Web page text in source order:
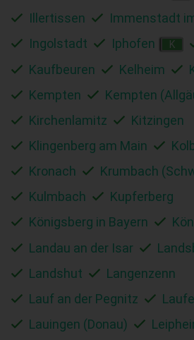
Illertissen
Immenstadt
Ingolstadt
Iphofen K
Kaufbeuren
Kelheim
Kempten
Kempten
Kirchenlamitz
Kitzingen
Klingenberg am Main
Kronach
Krumbach
Kulmbach
Kupferberg
Königsberg in Bayern
Landau an der Isar
Landshut
Langenzenn
Lauf an der Pegnitz
Lauingen (Donau)